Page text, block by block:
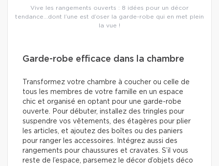
Vive les rangements ouverts : 8 idées pour un décor
tendance…dont l’une est d’oser la garde-robe qui en met plein
la vue !
Garde-robe efficace dans la chambre
Transformez votre chambre à coucher ou celle de
tous les membres de votre famille en un espace
chic et organisé en optant pour une garde-robe
ouverte. Pour débuter, installez des tringles pour
suspendre vos vêtements, des étagères pour plier
les articles, et ajoutez des boîtes ou des paniers
pour ranger les accessoires. Intégrez aussi des
rangements pour chaussures et cravates. S’il vous
reste de l’espace, parsemez le décor d’objets déco